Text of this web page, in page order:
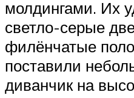
молдингами. Их
светло-серые
филёнчатые
поставили
диванчик на